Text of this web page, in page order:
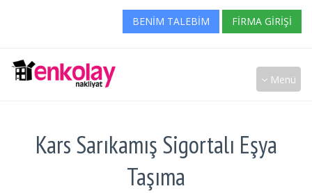
BENIM TALEBIM FIRMA GIRIŞI
Menü
Kars Sarıkamış Sigortalı Eşya
Taşıma